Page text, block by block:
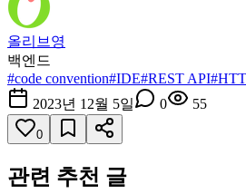
올리브영
백엔드
#code convention#IDE#REST API#
2023년 12월 5일
0 55
0
관련 추천 글